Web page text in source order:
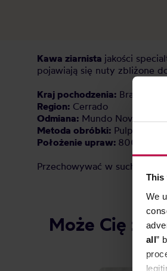
This
We
all”
Kawa ziarnista jakości
pojawiają się nuty zbliżone
Kraj pochodzenia: Brazylia
Region: Cerrado
Odmiana: Mundo Novo
Metoda obróbki: Pulped
Położenie upraw: 800 -
Przechowywać w suchym i
Może Cię